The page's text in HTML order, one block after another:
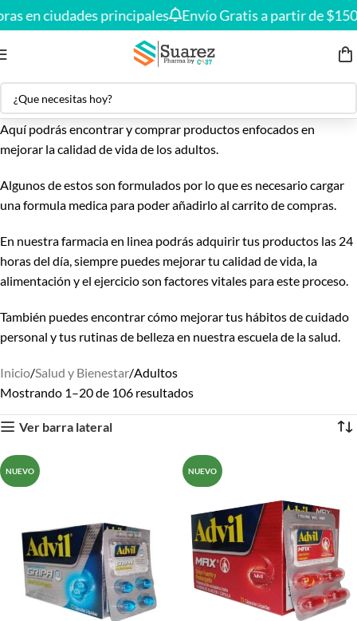
en ciudades principales Envío Gratis a partir de
Aquí podrás encontrar y comprar productos enfocados en
mejorar la calidad de vida de los adultos.
Algunos de estos son formulados por lo que es necesario cargar
una formula medica para poder añadirlo al carrito de compras.
En nuestra farmacia en linea podrás adquirir tus productos las 24
horas del día, siempre puedes mejorar tu calidad de vida, la
alimentación y el ejercicio son factores vitales para este proceso.
También puedes encontrar cómo mejorar tus hábitos de cuidado
personal y tus rutinas de belleza en nuestra escuela de la salud.
Inicio Salud y Bienestar Adultos
Mostrando 1–20 de 106 resultados
Ver barra lateral
NUEVO NUEVO
Envío gratis en compras desde $150.000🚚